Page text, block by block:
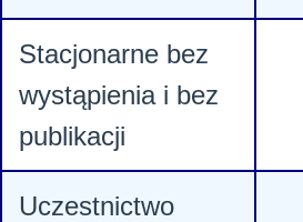
Stacjonarne bez
wystąpienia i bez
publikacji
Uczestnictwo